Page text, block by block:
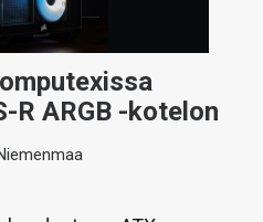
R ARGB -kotelon